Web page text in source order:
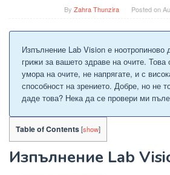
By Zahra Thunzira Posted on
Изпълнение Lab Vision е ноотропиново
грижи за вашето здраве на очите. Това
умора на очите, не напрягате, и с
способност на зрението. Добре, но не
даде това? Нека да се провери ми
Table of Contents[show]
Изпълнение Lab